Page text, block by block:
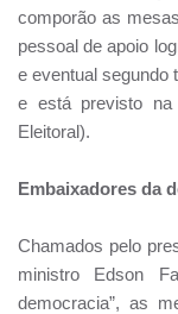
comporão as
pessoal de apoio
e eventual segundo
e está previsto na
Eleitoral).
Embaixadores da
Chamados pelo
ministro Edson
democracia”, as